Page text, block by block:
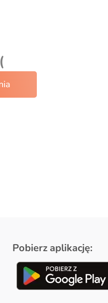
Pobierz aplikację: